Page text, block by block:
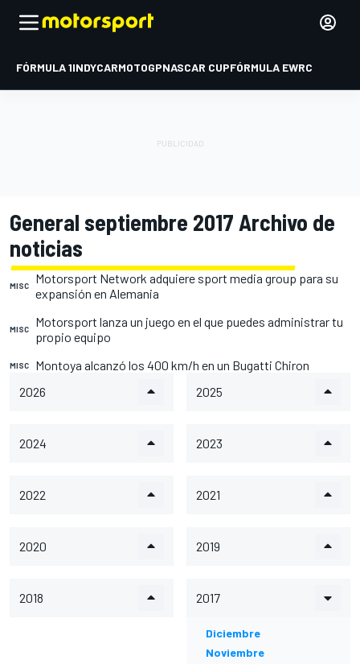
FÓRMULA 1INDYCARMOTOGPNASCAR CUPFÓRMULA EWRC
General septiembre 2017 Archivo de
noticias
MISC
Motorsport Network adquiere sport media group para su
expansión en Alemania
MISC
Motorsport lanza un juego en el que puedes administrar tu
propio equipo
MISC
Montoya alcanzó los 400 km/h en un Bugatti Chiron
2026
2025
2024 2023
2022 2021
2020 2019
2018 2017
Diciembre
Noviembre